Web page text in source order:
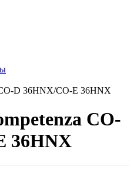
D 36HNX/CO-E 36HNX
CO-
36HNX